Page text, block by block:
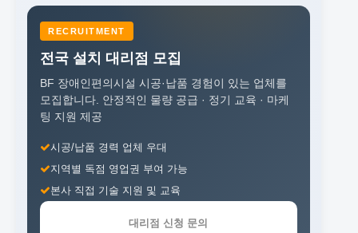
RECRUITMENT
전국 설치 대리점 모집
BF 장애인편의시설 시공·납품 경험이 있는 업체를
모집합니다. 안정적인 물량 공급 · 정기 교육 · 마케
팅 지원 제공
시공/납품 경력 업체 우대
지역별 독점 영업권 부여 가능
본사 직접 기술 지원 및 교육
대리점 신청 문의